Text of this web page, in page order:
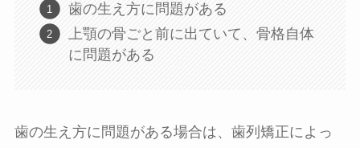
歯の生え方に問題がある
上顎の骨ごと前に出ていて、骨格自体
に問題がある
歯の生え方に問題がある場合は、歯列矯正によっ